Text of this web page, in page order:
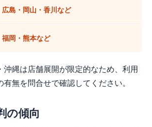
広島・岡山・香川など
福岡・熊本など
沖縄は店舗展開が限定的なため、利用
無を問合せで確認してください。
の傾向